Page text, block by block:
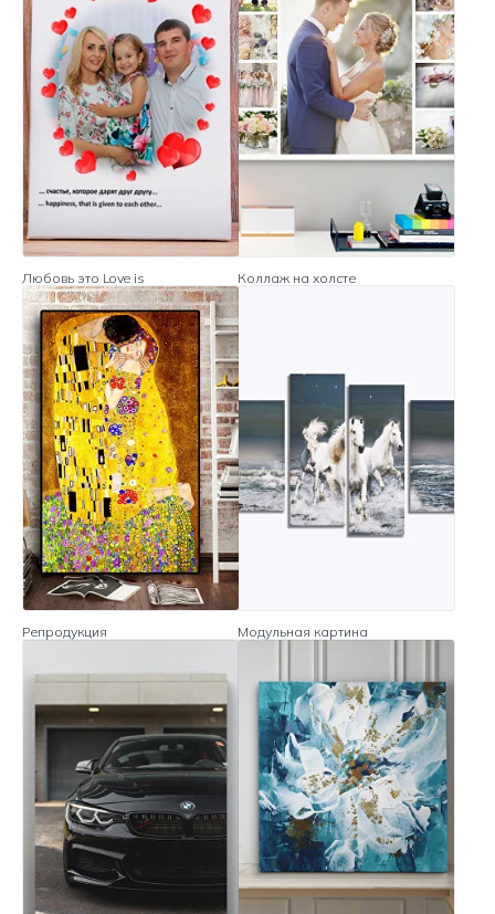
Любовь это Love is Коллаж на холсте
Репродукция Модульная картина